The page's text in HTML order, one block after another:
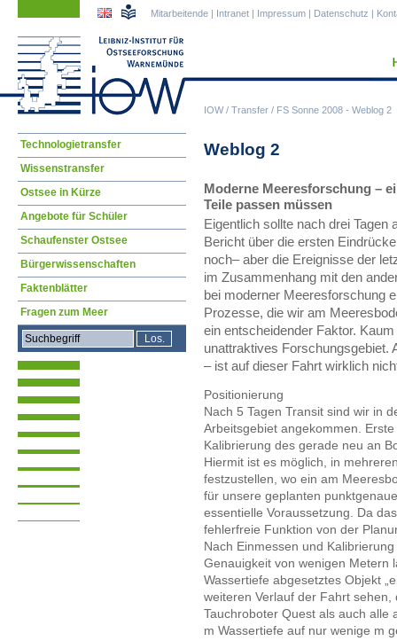
IOW/ Transfer / FS Sonne 2008 - Weblog 2
Mitarbeitende | Intranet | Impressum | Datenschutz |
Weblog 2
Moderne Meeresforschung –
Teile passen müssen
Eigentlich sollte nach drei
Bericht über die ersten
noch– aber die Ereignisse der
im Zusammenhang mit den
bei moderner Meeresforschung
Prozesse, die wir am
ein entscheidender Faktor.
unattraktives Forschungsgebiet.
– ist auf dieser Fahrt wirklich
Positionierung
Nach 5 Tagen Transit sind wir in
Arbeitsgebiet angekommen.
Kalibrierung des gerade neu an
Hiermit ist es möglich, in
festzustellen, wo ein am
für unsere geplanten
essentielle Voraussetzung. Da
fehlerfreie Funktion von der
Nach Einmessen und
Genauigkeit von wenigen Metern
Wassertiefe abgesetztes Objekt
weiteren Verlauf der Fahrt
Tauchroboter Quest als auch alle
m Wassertiefe auf nur wenige m
Navigation
überspringen
Technologietransfer
Wissenstransfer
Ostsee in Kürze
Angebote für Schüler
Schaufenster Ostsee
Bürgerwissenschaften
Faktenblätter
Fragen zum Meer